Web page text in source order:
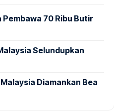
Pembawa 70 Ribu Butir
Selundupkan
Diamankan Bea